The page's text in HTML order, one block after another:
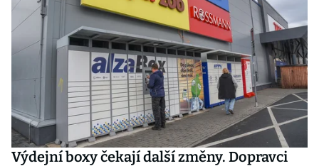
Výdejní boxy čekají další změny. Dopravci